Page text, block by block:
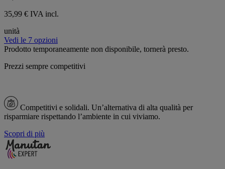
35,99 € IVA incl.
unità
Vedi le 7 opzioni
Prodotto temporaneamente non disponibile, tornerà presto.
Prezzi sempre competitivi
Competitivi e solidali. Un’alternativa di alta qualità per
risparmiare rispettando l’ambiente in cui viviamo.
Scopri di più